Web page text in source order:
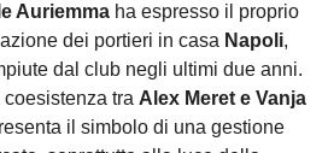
Auriemma ha espresso il proprio
dei portieri in casa Napoli,
dal club negli ultimi due anni.
tra Alex Meret e Vanja
il simbolo di una gestione